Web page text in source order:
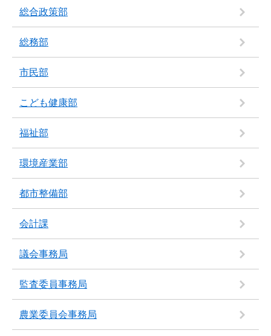
総合政策部
総務部
市民部
こども健康部
福祉部
環境産業部
都市整備部
会計課
議会事務局
監査委員事務局
農業委員会事務局